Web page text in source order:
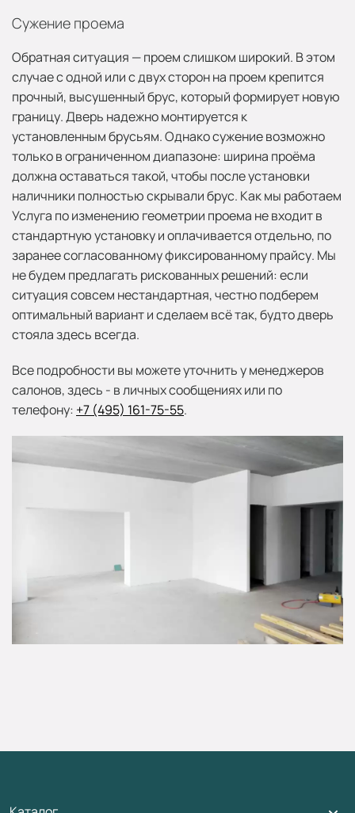
Сужение проема
Обратная ситуация — проем слишком широкий. В этом
случае с одной или с двух сторон на проем крепится
прочный, высушенный брус, который формирует новую
границу. Дверь надежно монтируется к
установленным брусьям. Однако сужение возможно
только в ограниченном диапазоне: ширина проёма
должна оставаться такой, чтобы после установки
наличники полностью скрывали брус. Как мы работаем
Услуга по изменению геометрии проема не входит в
стандартную установку и оплачивается отдельно, по
заранее согласованному фиксированному прайсу. Мы
не будем предлагать рискованных решений: если
ситуация совсем нестандартная, честно подберем
оптимальный вариант и сделаем всё так, будто дверь
стояла здесь всегда.
Все подробности вы можете уточнить у менеджеров
салонов, здесь - в личных сообщениях или по
телефону: +7 (495) 161-75-55.